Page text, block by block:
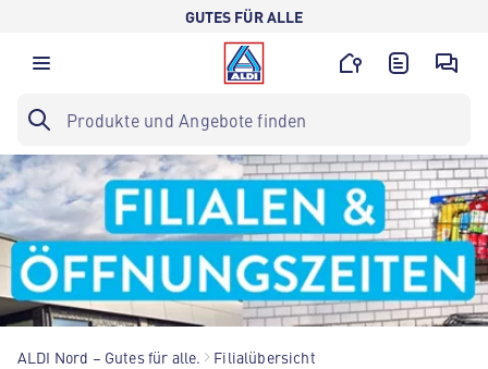
GUTES FÜR ALLE
ALDI Nord – Gutes für alle. Filialübersicht